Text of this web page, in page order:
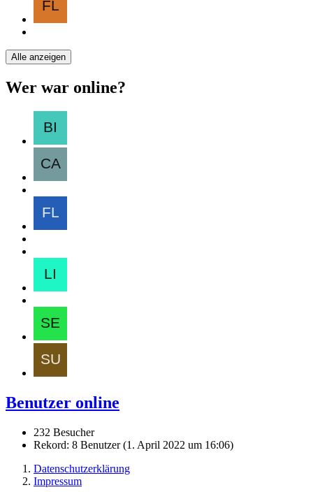
Alle anzeigen
Wer war online?
Benutzer online
232 Besucher
Rekord: 8 Benutzer (1. April 2022 um 16:06)
Datenschutzerklärung
Impressum